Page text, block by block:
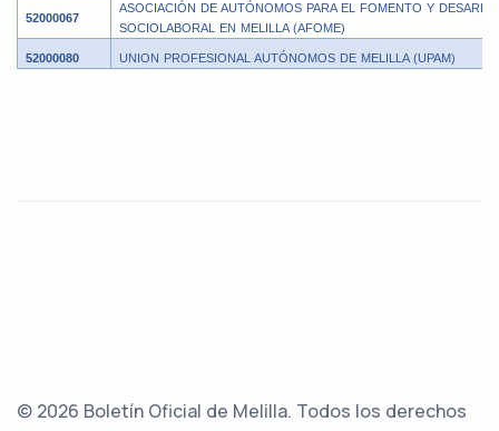
52000067
ASOCIACIÓN DE AUTÓNOMOS PARA EL FOMENTO Y
SOCIOLABORAL EN MELILLA (AFOME)
52000080 UNION PROFESIONAL AUTÓNOMOS DE MELILLA (UPAM)
© 2026 Boletín Oficial de Melilla. Todos los derechos